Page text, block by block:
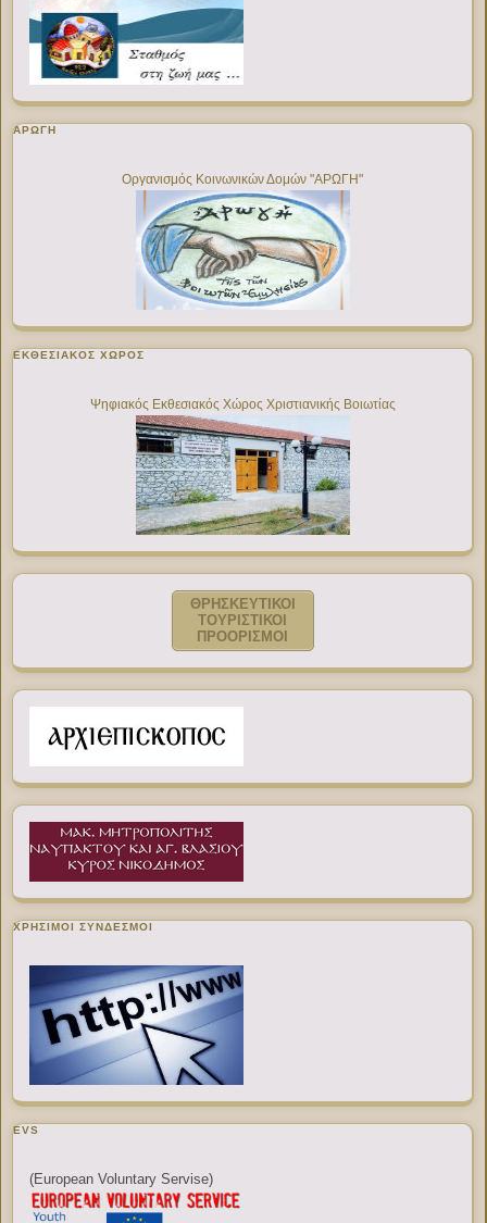
ΑΡΩΓΗ
Οργανισμός Κοινωνικών Δομών "ΑΡΩΓΗ"
ΕΚΘΕΣΙΑΚΌΣ ΧΏΡΟΣ
Ψηφιακός Εκθεσιακός Χώρος Χριστιανικής Βοιωτίας
ΘΡΗΣΚΕΥΤΙΚΟΙ
ΤΟΥΡΙΣΤΙΚΟΙ
ΠΡΟΟΡΙΣΜΟΙ
ΧΡΉΣΙΜΟΙ ΣΎΝΔΕΣΜΟΙ
EVS
(European Voluntary Servise)